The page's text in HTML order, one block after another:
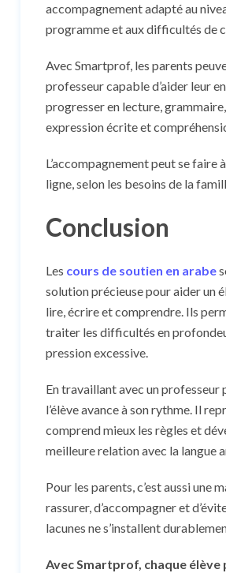
accompagnement adapté au
programme et aux difficultés de
Avec Smartprof, les parents
professeur capable d’aider leur
progresser en lecture,
expression écrite et
L’accompagnement peut se faire
ligne, selon les besoins de la
Conclusion
Les cours de soutien en arabe
solution précieuse pour aider un
lire, écrire et comprendre. Ils
traiter les difficultés en
pression excessive.
En travaillant avec un professeur
l’élève avance à son rythme. Il
comprend mieux les règles et
meilleure relation avec la langue
Pour les parents, c’est aussi une
rassurer, d’accompagner et
lacunes ne s’installent
Avec Smartprof, chaque élève